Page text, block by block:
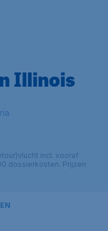
Illinois
incl. vooraf
dossierkosten. Prijzen